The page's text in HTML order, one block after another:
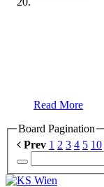
Read More
Board Pagination
Prev 1 2 3 4 5 10